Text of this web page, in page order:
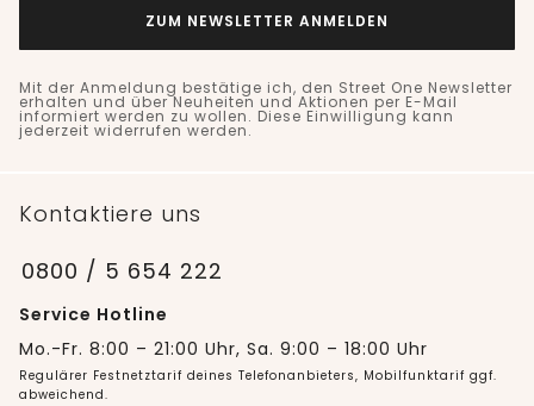
ZUM NEWSLETTER ANMELDEN
Mit der Anmeldung bestätige ich, den Street One Newsletter
erhalten und über Neuheiten und Aktionen per E-Mail
informiert werden zu wollen. Diese Einwilligung kann
jederzeit widerrufen werden.
Kontaktiere uns
0800 / 5 654 222
Service Hotline
Mo.-Fr. 8:00 – 21:00 Uhr, Sa. 9:00 – 18:00 Uhr
Regulärer Festnetztarif deines Telefonanbieters, Mobilfunktarif ggf.
abweichend.